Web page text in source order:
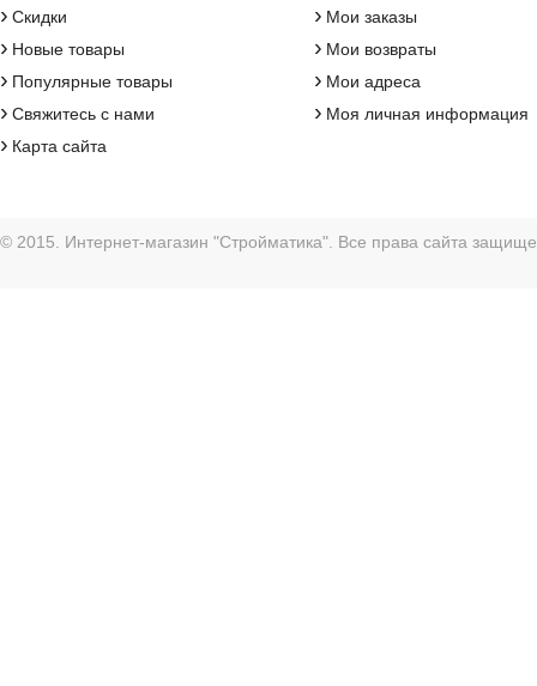
› Скидки
› Новые товары
› Популярные товары
› Свяжитесь с нами
› Карта сайта
› Мои заказы
› Мои возвраты
› Мои адреса
› Моя личная информация
© 2015. Интернет-магазин "Стройматика". Все права сайта